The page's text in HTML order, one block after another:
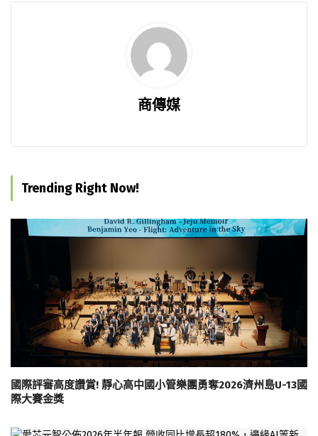
商傳媒
Trending Right Now!
國際評審高度讚賞! 靜心高中國小管樂團勇奪2026濟州島U-13國
際大賽金獎